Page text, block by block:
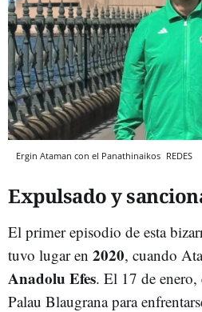
Ergin Ataman con el Panathinaikos REDES
Expulsado y
El primer episodio de esta
tuvo lugar en 2020, cuando
Anadolu Efes. El 17 de
Palau Blaugrana para